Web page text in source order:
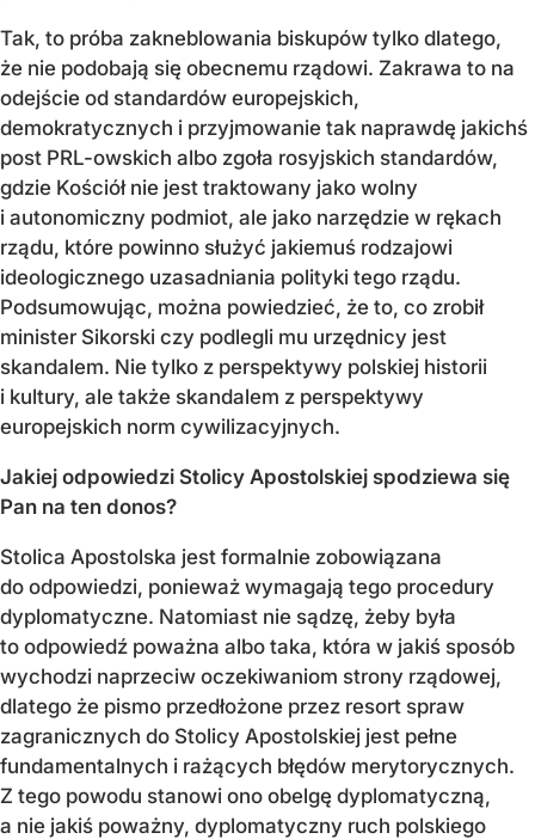
Tak, to próba zakneblowania biskupów tylko dlatego,
że nie podobają się obecnemu rządowi. Zakrawa to na
odejście od standardów europejskich,
demokratycznych i przyjmowanie tak naprawdę jakichś
post PRL-owskich albo zgoła rosyjskich standardów,
gdzie Kościół nie jest traktowany jako wolny
i autonomiczny podmiot, ale jako narzędzie w rękach
rządu, które powinno służyć jakiemuś rodzajowi
ideologicznego uzasadniania polityki tego rządu.
Podsumowując, można powiedzieć, że to, co zrobił
minister Sikorski czy podlegli mu urzędnicy jest
skandalem. Nie tylko z perspektywy polskiej historii
i kultury, ale także skandalem z perspektywy
europejskich norm cywilizacyjnych.
Jakiej odpowiedzi Stolicy Apostolskiej spodziewa się
Pan na ten donos?
Stolica Apostolska jest formalnie zobowiązana
do odpowiedzi, ponieważ wymagają tego procedury
dyplomatyczne. Natomiast nie sądzę, żeby była
to odpowiedź poważna albo taka, która w jakiś sposób
wychodzi naprzeciw oczekiwaniom strony rządowej,
dlatego że pismo przedłożone przez resort spraw
zagranicznych do Stolicy Apostolskiej jest pełne
fundamentalnych i rażących błędów merytorycznych.
Z tego powodu stanowi ono obelgę dyplomatyczną,
a nie jakiś poważny, dyplomatyczny ruch polskiego